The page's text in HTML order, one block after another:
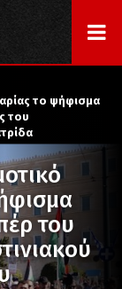
το ψήφισμα
του
του